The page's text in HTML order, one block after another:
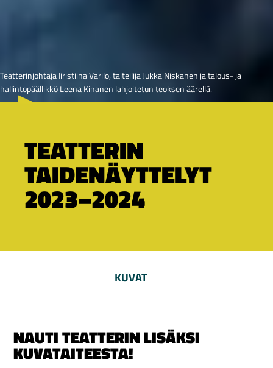
Teatterinjohtaja Iiristiina Varilo, taiteilija Jukka Niskanen ja talous- ja
hallintopäällikkö Leena Kinanen lahjoitetun teoksen äärellä.
TEATTERIN
TAIDENÄYTTELYT
2023–2024
KUVAT
NAUTI TEATTERIN LISÄKSI
KUVATAITEESTA!